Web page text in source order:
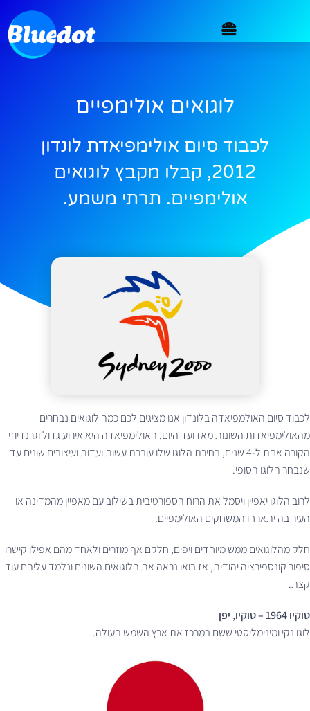
לוגואים אולימפיים
לכבוד סיום אולימפיאדת לונדון
2012, קבלו מקבץ לוגואים
אולימפיים. תרתי משמע.
לכבוד סיום האולמפיאדה בלונדון אנו מציגים לכם כמה לוגואים נבחרים
מהאולימפיאדות השונות מאז ועד היום. האולימפיאדה היא אירוע גדול וגרנדיוזי
הקורה אחת ל-4 שנים, בחירת הלוגו שלו עוברת עשות ועדות ועיצובים שונים עד
שנבחר הלוגו הסופי.
לרוב הלוגו יאפיין ויסמל את הרוח הספורטיבית בשילוב עם מאפיין מהמדינה או
העיר בה יתארחו המשחקים האולימפיים.
חלק מהלוגואים ממש מיוחדים ויפים, חלקם אף מוזרים ולאחד מהם אפילו קישרו
סיפור קונספירציה יהודית, אז בואו נראה את הלוגואים השונים ונלמד עליהם עוד
קצת.
טוקיו 1964 – טוקיו, יפן
לוגו נקי ומינימליסטי ששם במרכז את ארץ השמש העולה.